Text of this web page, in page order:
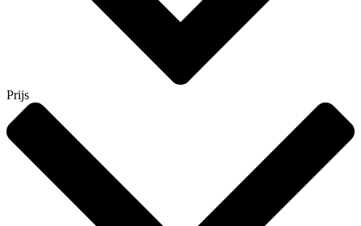
Prijs